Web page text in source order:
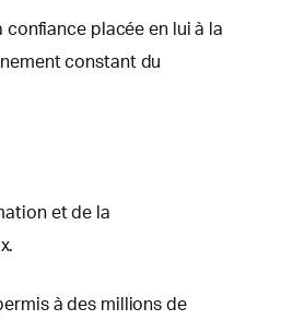
placée en lui à la
constant du
et de la
à des millions de